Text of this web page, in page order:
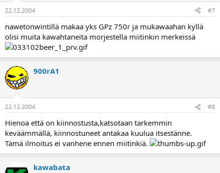
22.12.2004 #7
nawetonwintillä makaa yks GPz 750r ja mukawaahan kyllä
olisi muita kawahtaneita morjestella miitinkin merkeissä
900rA1
22.12.2004 #8
Hienoa että on kiinnostusta,katsotaan tarkemmin
keväämmällä, kiinnostuneet antakaa kuulua itsestänne.
Tämä ilmoitus ei vanhene ennen miitinkiä.
kawabata